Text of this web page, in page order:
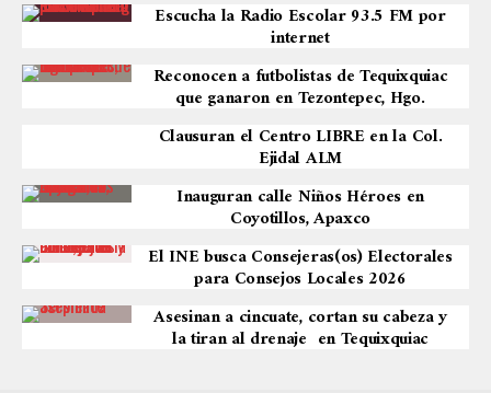
Escucha la Radio Escolar 93.5 FM por
internet
Reconocen a futbolistas de Tequixquiac
que ganaron en Tezontepec, Hgo.
Clausuran el Centro LIBRE en la Col.
Ejidal ALM
Inauguran calle Niños Héroes en
Coyotillos, Apaxco
El INE busca Consejeras(os) Electorales
para Consejos Locales 2026
Asesinan a cincuate, cortan su cabeza y
la tiran al drenaje en Tequixquiac